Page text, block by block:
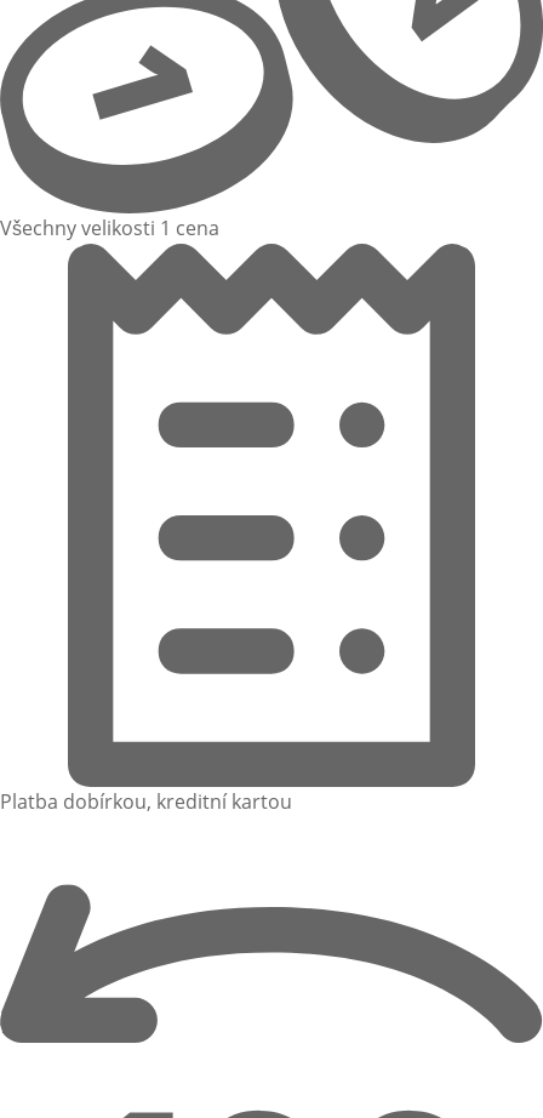
Všechny velikosti 1 cena
Platba dobírkou, kreditní kartou